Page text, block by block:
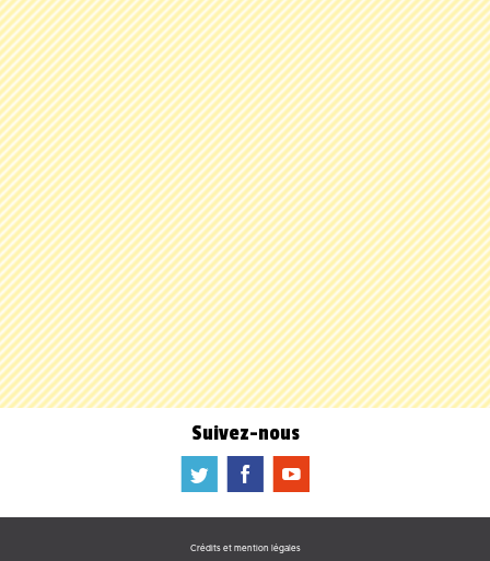
Suivez-nous
a b f
Crédits et mention légales